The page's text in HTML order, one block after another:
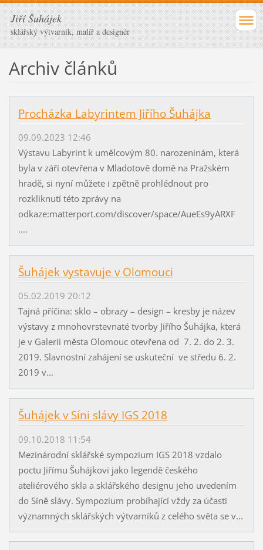
Jiří Šuhájek
sklářský výtvarník, malíř a designér
Archiv článků
Procházka Labyrintem Jiřího Šuhájka
09.09.2023 12:46
Výstavu Labyrint k umělcovým 80. narozeninám, která
byla v září otevřena v Mladotově domě na Pražském
hradě, si nyní můžete i zpětně prohlédnout pro
rozkliknutí této zprávy na
odkaze:matterport.com/discover/space/AueEs9yARXF
....
Šuhájek vystavuje v Olomouci
05.02.2019 20:12
Tajná příčina: sklo – obrazy – design – kresby je název
výstavy z mnohovrstevnaté tvorby Jiřího Šuhájka, která
je v Galerii města Olomouc otevřena od 7. 2. do 2. 3.
2019. Slavnostní zahájení se uskuteční ve středu 6. 2.
2019 v...
Šuhájek v Síni slávy IGS 2018
09.10.2018 11:54
Mezinárodní sklářské sympozium IGS 2018 vzdalo
poctu Jiřímu Šuhájkovi jako legendě českého
ateliérového skla a sklářského designu jeho uvedením
do Síně slávy. Sympozium probíhající vždy za účasti
významných sklářských výtvarníků z celého světa se v...